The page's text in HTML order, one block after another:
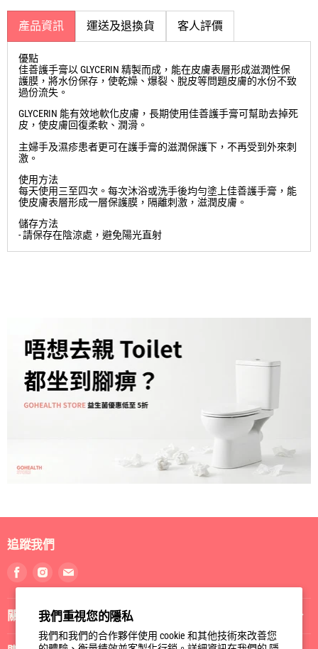
我們重視您的隱私
我們和我們的合作夥伴使用 cookie 和其他技術來改善您
添加到購物車
產品資訊 運送及退換貨 客人評價
優點
佳善護手膏以 GLYCERIN 精製而成，能在皮膚表層形成滋潤性保
護膜，將水份保存，使乾燥、爆裂、脫皮等問題皮膚的水份不致
過份流失。
GLYCERIN 能有效地軟化皮膚，長期使用佳善護手膏可幫助去掉死
皮，使皮膚回復柔軟、潤滑。
主婦手及濕疹患者更可在護手膏的滋潤保護下，不再受到外來刺
激。
使用方法
每天使用三至四次。每次沐浴或洗手後均勻塗上佳善護手膏，能
找
到
找
到